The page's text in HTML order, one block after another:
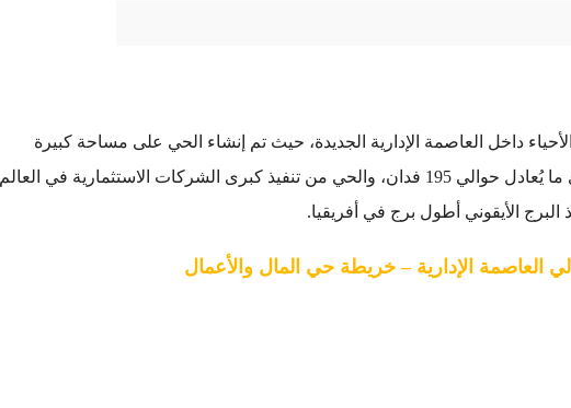
داخل العاصمة الإدارية الجديدة، حيث تم إنشاء الحي على مساحة كبيرة
وضخمة تصل إلى مليون و700 ألف متر مربع أي ما يُعادل حوالي 195 فدان، والحي من تنفيذ كبرى الشركات الاستثمارية في العالم
الأيقوني أطول برج في أفريقيا.
العاصمة الإدارية – خريطة حي المال والأعمال